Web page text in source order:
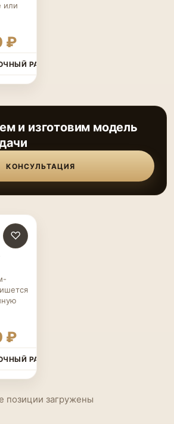
или
₽
РАСЧЁТ
и изготовим модель
КОНСУЛЬТАЦИЯ
♡
₽
РАСЧЁТ
позиции загружены